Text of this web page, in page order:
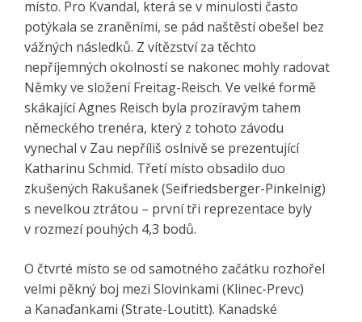
místo. Pro Kvandal, která se v minulosti často
potýkala se zraněními, se pád naštěstí obešel bez
vážných následků. Z vítězství za těchto
nepříjemných okolností se nakonec mohly radovat
Němky ve složení Freitag-Reisch. Ve velké formě
skákající Agnes Reisch byla prozíravým tahem
německého trenéra, který z tohoto závodu
vynechal v Zau nepříliš oslnivě se prezentující
Katharinu Schmid. Třetí místo obsadilo duo
zkušených Rakušanek (Seifriedsberger-Pinkelnig)
s nevelkou ztrátou – první tři reprezentace byly
v rozmezí pouhých 4,3 bodů.
O čtvrté místo se od samotného začátku rozhořel
velmi pěkný boj mezi Slovinkami (Klinec-Prevc)
a Kanaďankami (Strate-Loutitt). Kanadské